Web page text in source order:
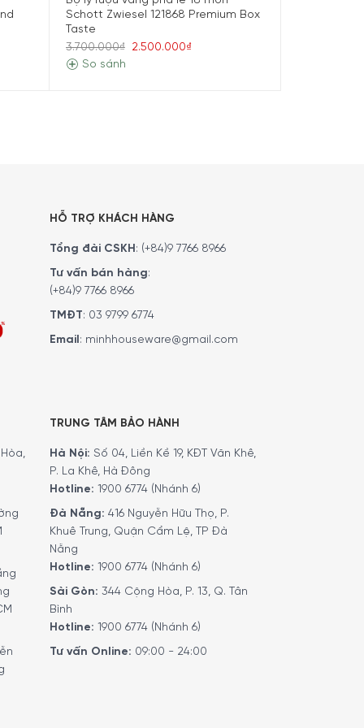
chỉ giữ được trọn vẹn hương vị mà còn
rượu vang trắng. Bình Thở Rượu Peugeot
pha trộn.
Schott Zwiesel 121868 Premium Box
Taste
3.700.000₫
2.500.000₫
So sánh
HỖ TRỢ KHÁCH HÀNG
Tổng đài CSKH: (+84)9 7766 8966
Tư vấn bán hàng:
(+84)9 7766 8966
TMĐT: 03 9799 6774
Email: minhhouseware@gmail.com
TRUNG TÂM BẢO HÀNH
Hà Nội: Số 04, Liền Kề 19, KĐT Văn Khê,
P. La Khê, Hà Đông
Hotline: 1900 6774 (Nhánh 6)
Đà Nẵng: 416 Nguyễn Hữu Thọ, P.
Khuê Trung, Quận Cẩm Lệ, TP Đà
Nẵng
Hotline: 1900 6774 (Nhánh 6)
Sài Gòn: 344 Cộng Hòa, P. 13, Q. Tân
Bình
Hotline: 1900 6774 (Nhánh 6)
Tư vấn Online: 09:00 - 24:00